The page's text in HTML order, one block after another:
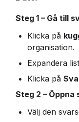
Steg 1 – Gå till
Klicka på
organisation.
Expandera
Klicka på
Steg 2 –
Välj den